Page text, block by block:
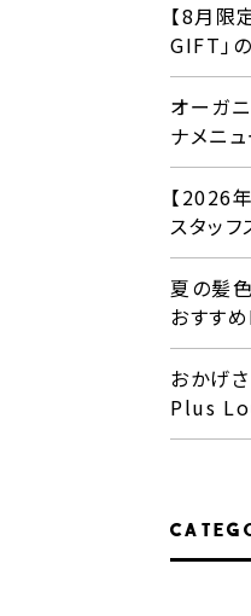
【8月限
GIFT」
オーガ
ナメ
【2026
スタッ
夏の髪
おすす
おかげ
Plus